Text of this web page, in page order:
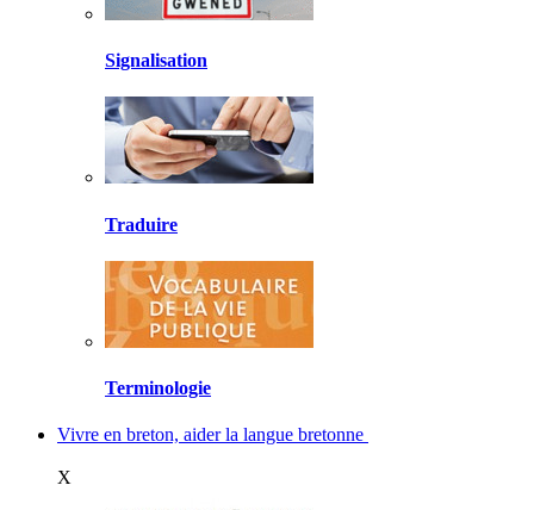
Signalisation
Traduire
Terminologie
Vivre en breton, aider la langue bretonne
X